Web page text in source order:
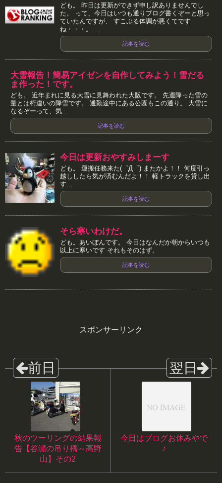
ども。 昨日は更新ができず申し訳ありませんでし
た。 って、今日はいつも通りブログ書くぞーと思っ
ていたんですが、 すこぶる体調が悪くてです
ね・・・。 ...
記事を読む
大雪報告！簡易アイゼンを自作してみよう！雪だる
ま作った！です。
ども。 近年まれに見る大雪に見舞われた大阪です。 先週降った雪の
量とは桁違いの降雪です。 通勤途中にある公園もこの通り。 大雪に
なるぞーって、気...
記事を読む
今日は更新おやすみしまーす
ども。 運搬任務来た(゜Д゜) またかよ！！ 何度引っ
越ししたら気が済むんだよ！！ 軽トラックを貸し出
す...
記事を読む
そら寒いわけだ。
ども。あいぼんです。 今日はなんだか朝からいつも
以上に寒いです それもそのはず。
記事を読む
スポンサーリンク
秋のツーリングの結果報
告【谷瀬の吊り橋～高野
山】その2
今日はブログお休みやで
♪